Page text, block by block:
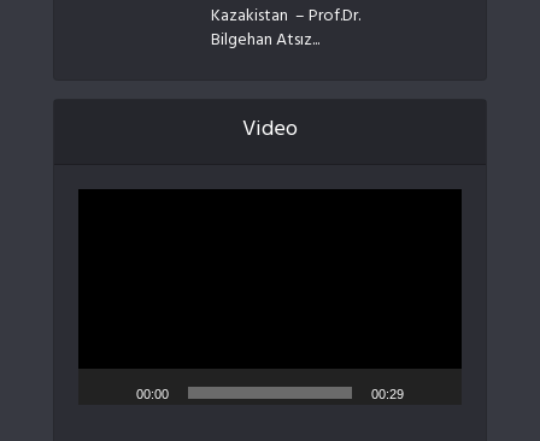
Kazakistan – Prof.Dr.
Bilgehan Atsız...
Video
00:00 00:29